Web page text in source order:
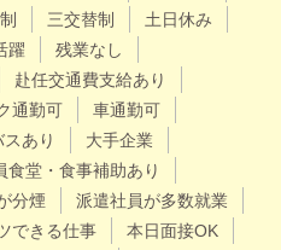
三交替制
土日休み
躍
残業なし
赴任交通費支給あり
通勤可
車通勤可
あり
大手企業
食堂・食事補助あり
分煙
派遣社員が多数就業
できる仕事 本日面接OK